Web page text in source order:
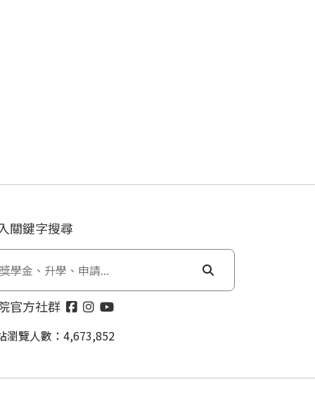
關鍵字搜尋
官方社群
瀏覽人數：4,673,852